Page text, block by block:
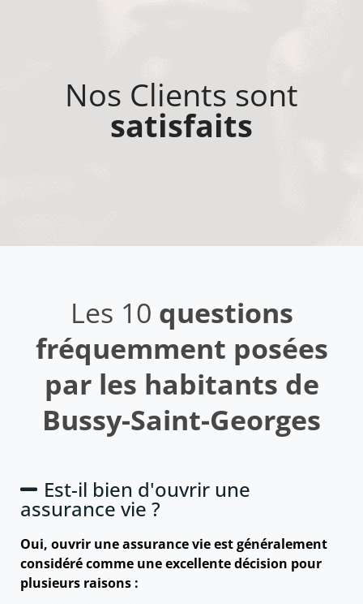
Nos Clients sont
satisfaits
Les 10 questions
fréquemment posées
par les habitants de
Bussy-Saint-Georges
Est-il bien d'ouvrir une
assurance vie ?
Oui, ouvrir une assurance vie est généralement
considéré comme une excellente décision pour
plusieurs raisons :